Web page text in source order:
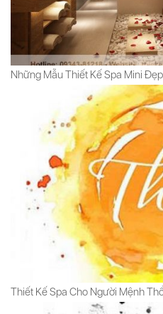
Những Mẫu Thiết Kế Spa Mini
Thiết Kế Spa Cho Người Mệnh